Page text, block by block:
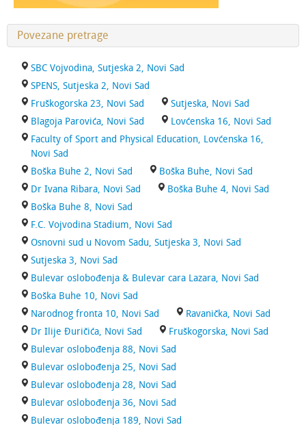
Povezane pretrage
SBC Vojvodina, Sutjeska 2, Novi Sad
SPENS, Sutjeska 2, Novi Sad
Fruškogorska 23, Novi Sad
Sutjeska, Novi Sad
Blagoja Parovića, Novi Sad
Lovćenska 16, Novi Sad
Faculty of Sport and Physical Education, Lovćenska 16,
Novi Sad
Boška Buhe 2, Novi Sad
Boška Buhe, Novi Sad
Dr Ivana Ribara, Novi Sad
Boška Buhe 4, Novi Sad
Boška Buhe 8, Novi Sad
F.C. Vojvodina Stadium, Novi Sad
Osnovni sud u Novom Sadu, Sutjeska 3, Novi Sad
Sutjeska 3, Novi Sad
Bulevar oslobođenja & Bulevar cara Lazara, Novi Sad
Boška Buhe 10, Novi Sad
Narodnog fronta 10, Novi Sad
Ravanička, Novi Sad
Dr Ilije Đuričića, Novi Sad
Fruškogorska, Novi Sad
Bulevar oslobođenja 88, Novi Sad
Bulevar oslobođenja 25, Novi Sad
Bulevar oslobođenja 28, Novi Sad
Bulevar oslobođenja 36, Novi Sad
Bulevar oslobođenja 189, Novi Sad